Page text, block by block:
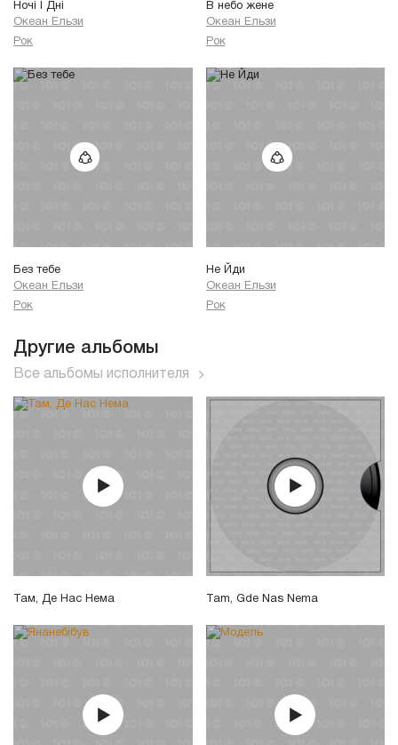
Ночі I Дні
Океан Ельзи
Рок
В небо жене
Океан Ельзи
Рок
Без тебе
Океан Ельзи
Рок
Не Йди
Океан Ельзи
Рок
Другие альбомы
Все альбомы исполнителя
Там, Де Нас Нема Tam, Gde Nas Nema